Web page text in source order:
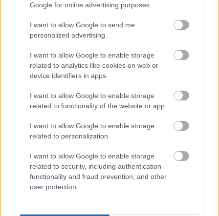
Google for online advertising purposes.
I want to allow Google to send me
personalized advertising.
I want to allow Google to enable storage
related to analytics like cookies on web or
device identifiers in apps.
I want to allow Google to enable storage
related to functionality of the website or app.
I want to allow Google to enable storage
related to personalization.
I want to allow Google to enable storage
related to security, including authentication
functionality and fraud prevention, and other
user protection.
A Kossuth-kultusz ceglédi
hagyománya a Szellemi Kulturális
Örökség Nemzeti Jegyzékén a 20.
elem a
•2015. július 19.
Kossuth úgy hozzá tartozik a ceglédiek életéhez
az ága. A Kossuth-kultusz hagyománya él és virul az
egész országban s a határon túli magyar
közösségekben is -mégis, jelentősége Cegléden
igazán különleges. Cegléd nem lenne az ami